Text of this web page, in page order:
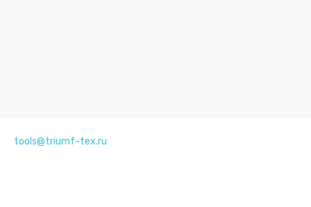
tools@triumf-tex.ru